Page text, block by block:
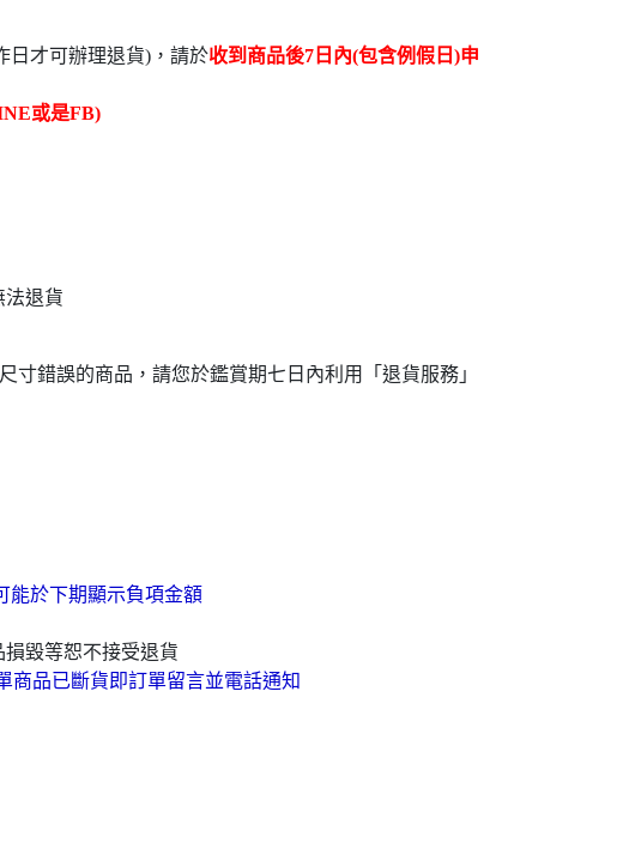
日才可辦理退貨)，請於收到商品後7日內(包含例假日)申
或是FB)
退貨
寸錯誤的商品，請您於鑑賞期七日內利用「退貨服務」
能於下期顯示負項金額
毀等恕不接受退貨
商品已斷貨即訂單留言並電話通知